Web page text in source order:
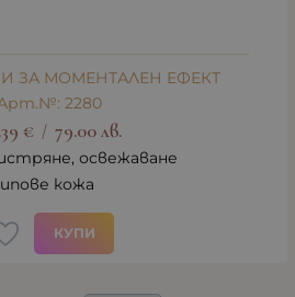
ЗА МОМЕНТАЛЕН ЕФЕКТ
2280
€ / 79.00 лв.
освежаване
кожа
КУПИ